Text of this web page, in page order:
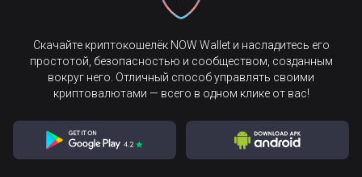
Скачайте криптокошелёк NOW Wallet и насладитесь его
простотой, безопасностью и сообществом, созданным
вокруг него. Отличный способ управлять своими
криптовалютами — всего в одном клике от вас!